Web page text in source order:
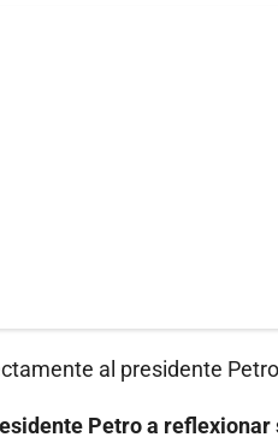
al presidente
Petro a